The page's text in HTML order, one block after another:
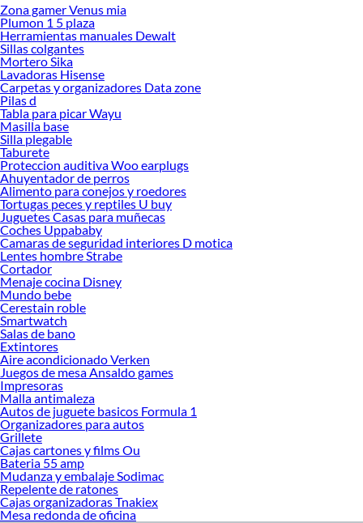
Desde remodelaciones hasta proyectos de decoración, estamos aquí para hacer
tus ideas realidad. ¡Visítanos y encuentra todo lo que tenemos para ofrecerte en
Casa de Juegos para Niños​!
Explora la variedad de productos de Casa de Juegos para Niños​ en
Sodimac
Herramientas, materiales y accesorios de calidad para tus proyectos y
renovación de espacios. ¡Visítanos y descubre todo lo que tenemos para
ofrecerte!
Encuentra una amplia variedad de productos de Casa de Juegos para Niños​ en
Sodimac. Encuentra todo lo necesario para tus proyectos de renovación y
decoración. ¡Visítanos y haz tus ideas realidad!
Zona gamer Venus mia
Plumon 1 5 plaza
Herramientas manuales Dewalt
Sillas colgantes
Mortero Sika
Lavadoras Hisense
Carpetas y organizadores Data zone
Pilas d
Tabla para picar Wayu
Masilla base
Silla plegable
Taburete
Proteccion auditiva Woo earplugs
Ahuyentador de perros
Alimento para conejos y roedores
Tortugas peces y reptiles U buy
Juguetes Casas para muñecas
Coches Uppababy
Camaras de seguridad interiores D motica
Lentes hombre Strabe
Cortador
Menaje cocina Disney
Mundo bebe
Cerestain roble
Smartwatch
Salas de bano
Extintores
Aire acondicionado Verken
Juegos de mesa Ansaldo games
Impresoras
Malla antimaleza
Autos de juguete basicos Formula 1
Organizadores para autos
Grillete
Cajas cartones y films Ou
Bateria 55 amp
Mudanza y embalaje Sodimac
Repelente de ratones
Cajas organizadoras Tnakiex
Mesa redonda de oficina